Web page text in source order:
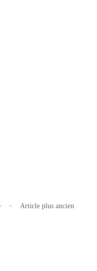
Article plus ancien